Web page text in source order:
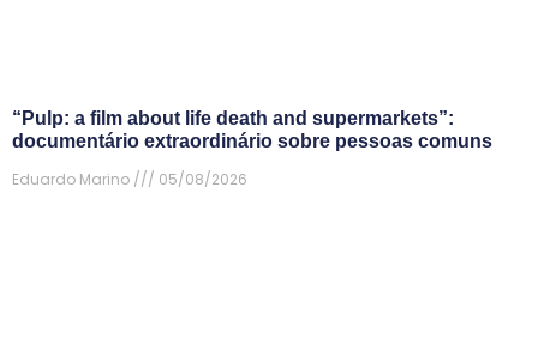
“Pulp: a film about life death and supermarkets”:
documentário extraordinário sobre pessoas comuns
Eduardo Marino
05/08/2026